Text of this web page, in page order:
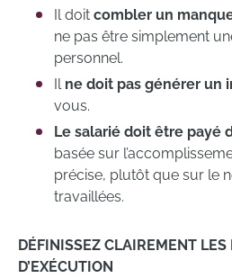
Il doit combler un
ne pas être simplement
personnel.
Il ne doit pas générer un
vous.
Le salarié doit être payé
basée sur
précise, plutôt que sur le
travaillées.
DÉFINISSEZ CLAIREMENT
D’EXÉCUTION